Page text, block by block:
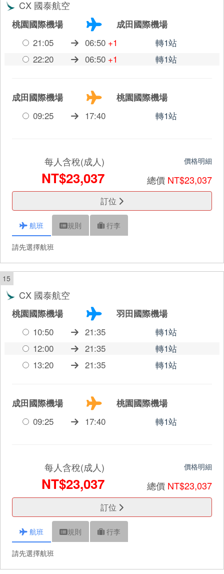
CX 國泰航空
桃園國際機場
成田國際機場
21:05
06:50 +1
轉1站
22:20
06:50 +1 轉1站
成田國際機場
桃園國際機場
09:25
17:40 轉1站
每人含稅(成人)
NT$23,037
價格明細
總價 NT$23,037
訂位
航班 規則 行李
請先選擇航班
15
CX 國泰航空
桃園國際機場
羽田國際機場
10:50
21:35
轉1站
12:00
21:35
轉1站
13:20
21:35 轉1站
成田國際機場
桃園國際機場
09:25
17:40 轉1站
每人含稅(成人)
NT$23,037
價格明細
總價 NT$23,037
訂位
航班 規則 行李
請先選擇航班